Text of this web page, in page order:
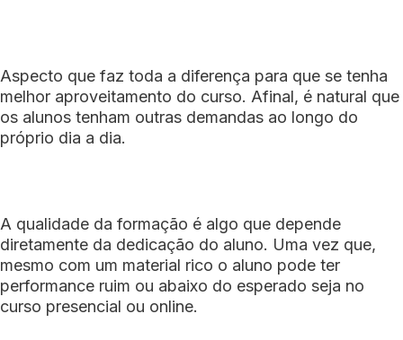
Aspecto que faz toda a diferença para que se tenha
melhor aproveitamento do curso. Afinal, é natural que
os alunos tenham outras demandas ao longo do
próprio dia a dia.
A qualidade da formação é algo que depende
diretamente da dedicação do aluno. Uma vez que,
mesmo com um material rico o aluno pode ter
performance ruim ou abaixo do esperado seja no
curso presencial ou online.